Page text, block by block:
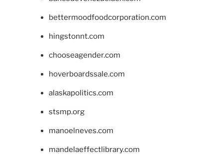
bettermoodfoodcorporation.com
hingstonnt.com
chooseagender.com
hoverboardssale.com
alaskapolitics.com
stsmp.org
manoelneves.com
mandelaeffectlibrary.com